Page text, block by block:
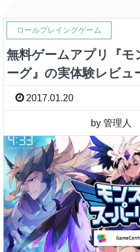
ロールプレイングゲーム
無料ゲームアプリ『モ
ーグ』の実体験レビュ
2017.01.20
by 管理人